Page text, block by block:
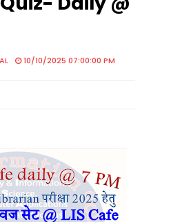
10/10/2025 07:00:00 PM